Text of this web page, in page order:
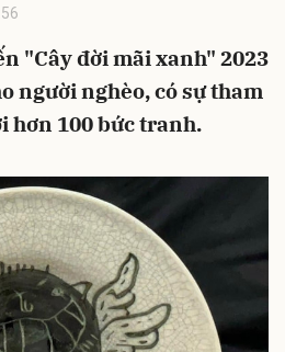
"Cây đời mãi xanh" 2023
người nghèo, có sự tham
hơn 100 bức tranh.
Hủy Gửi